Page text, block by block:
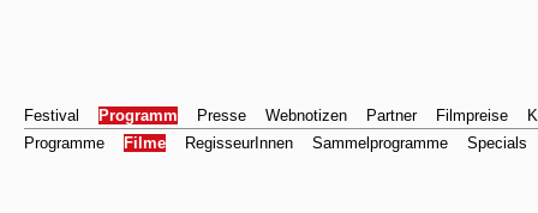
Festival Programm Presse Webnotizen Partner Filmpreise
Programme
Filme RegisseurInnen Sammelprogramme Specials